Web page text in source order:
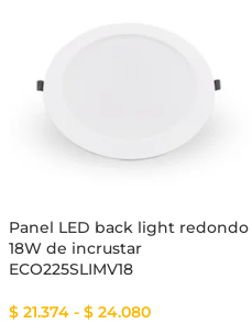
Panel LED back light redondo
18W de incrustar
ECO225SLIMV18
$ 21.374 - $ 24.080